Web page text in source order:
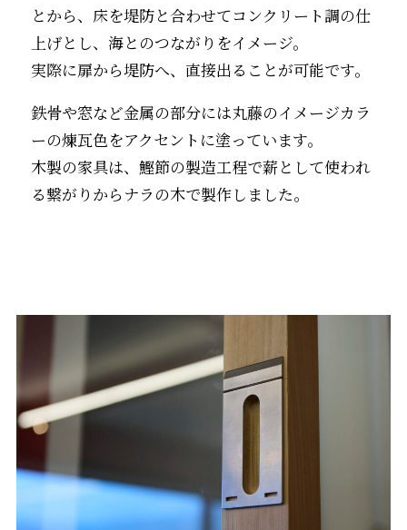
とから、床を堤防と合わせてコンクリート調の仕
上げとし、海とのつながりをイメージ。
実際に扉から堤防へ、直接出ることが可能です。
鉄骨や窓など金属の部分には丸藤のイメージカラ
ーの煉瓦色をアクセントに塗っています。
木製の家具は、鰹節の製造工程で薪として使われ
る繋がりからナラの木で製作しました。